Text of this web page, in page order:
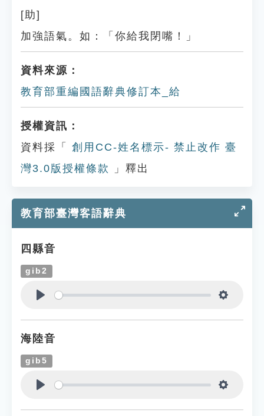
[助]
加強語氣。如：「你給我閉嘴！」
資料來源：
教育部重編國語辭典修訂本_給
授權資訊：
資料採「
創用CC-姓名標示- 禁止改作 臺
灣3.0版授權條款
」釋出
教育部臺灣客語辭典
四縣音
gib2
海陸音
gib5